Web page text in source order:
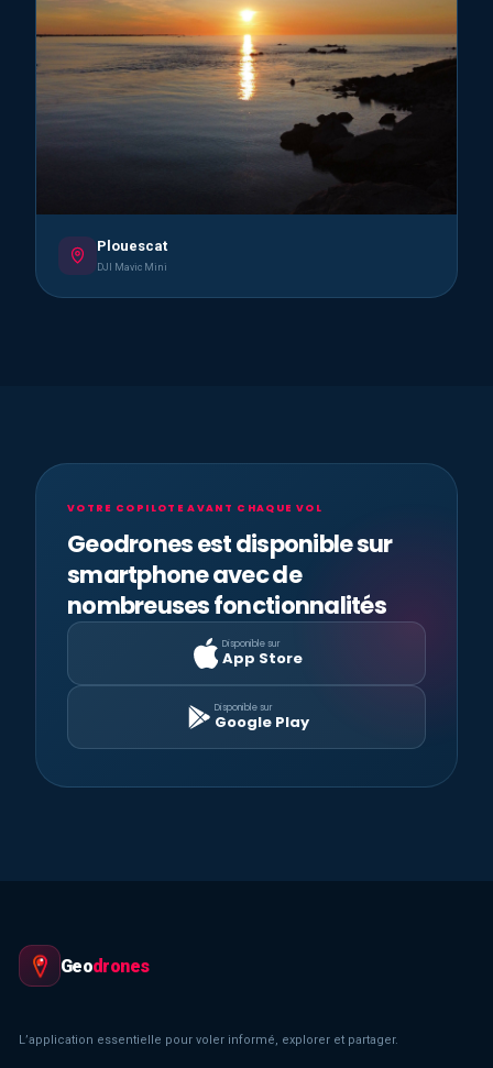
Plouescat
DJI Mavic Mini
VOTRE COPILOTE AVANT CHAQUE VOL
Geodrones est disponible sur
smartphone avec de
nombreuses fonctionnalités
Disponible sur
App Store
Disponible sur
Google Play
Geodrones
L’application essentielle pour voler informé, explorer et partager.